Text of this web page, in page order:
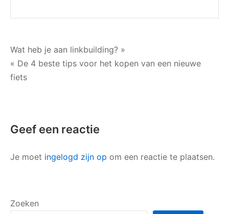
Bericht
navigatie
Wat heb je aan linkbuilding? »
« De 4 beste tips voor het kopen van een nieuwe
fiets
Geef een reactie
Je moet ingelogd zijn op om een reactie te plaatsen.
Zoeken